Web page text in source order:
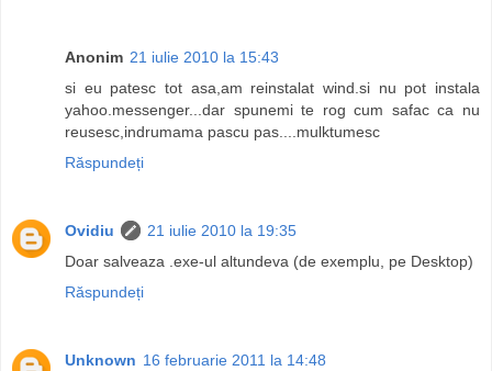
Anonim 21 iulie 2010 la 15:43
si eu patesc tot asa,am reinstalat wind.si nu pot instala
yahoo.messenger...dar spunemi te rog cum safac ca nu
reusesc,indrumama pascu pas....mulktumesc
Răspundeți
Ovidiu
21 iulie 2010 la 19:35
Doar salveaza .exe-ul altundeva (de exemplu, pe Desktop)
Răspundeți
Unknown 16 februarie 2011 la 14:48